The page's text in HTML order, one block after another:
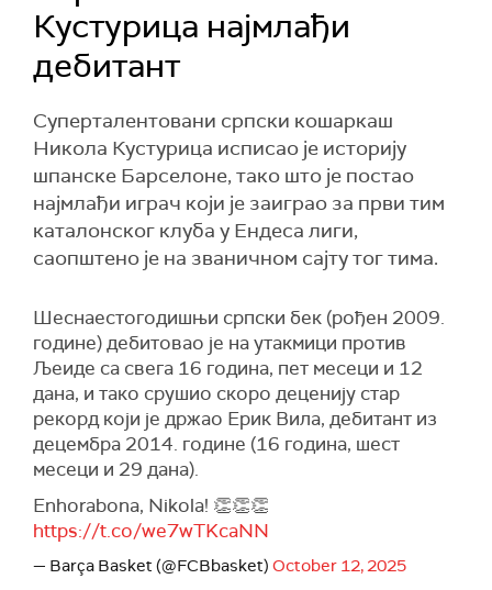
Кустурица најмлађи
дебитант
Суперталентовани српски кошаркаш
Никола Кустурица исписао је историју
шпанске Барселоне, тако што је постао
најмлађи играч који је заиграо за први тим
каталонског клуба у Ендеса лиги,
саопштено је на званичном сајту тог тима.
Шеснаестогодишњи српски бек (рођен 2009.
године) дебитовао је на утакмици против
Љеиде са свега 16 година, пет месеци и 12
дана, и тако срушио скоро деценију стар
рекорд који је држао Ерик Вила, дебитант из
децембра 2014. године (16 година, шест
месеци и 29 дана).
Enhorabona, Nikola! 👏👏👏
https://t.co/we7wTKcaNN
— Barça Basket (@FCBbasket) October 12, 2025